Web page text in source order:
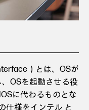
）とは、OSが
OSを起動させる役
に代わるものとな
仕様をインテル と